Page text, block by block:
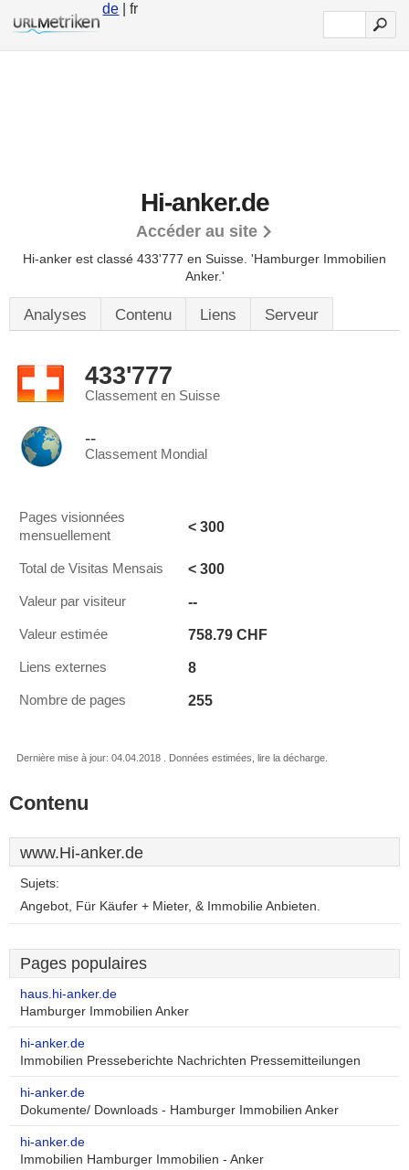
de | fr
Hi-anker.de
Accéder au site
Hi-anker est classé 433'777 en Suisse. 'Hamburger Immobilien
Anker.'
Analyses Contenu Liens Serveur
433'777
Classement en Suisse
--
Classement Mondial
Pages visionnées
mensuellement
< 300
Total de Visitas Mensais < 300
Valeur par visiteur --
Valeur estimée 758.79 CHF
Liens externes 8
Nombre de pages 255
Dernière mise à jour: 04.04.2018 . Données estimées, lire la décharge.
Contenu
www.Hi-anker.de
Sujets:
Angebot, Für Käufer + Mieter, & Immobilie Anbieten.
Pages populaires
haus.hi-anker.de
Hamburger Immobilien Anker
hi-anker.de
Immobilien Presseberichte Nachrichten Pressemitteilungen
hi-anker.de
Dokumente/ Downloads - Hamburger Immobilien Anker
hi-anker.de
Immobilien Hamburger Immobilien - Anker